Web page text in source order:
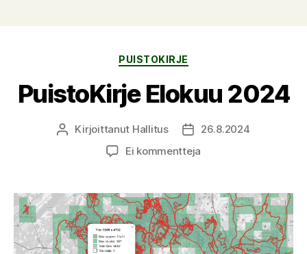
Kategoriat
PUISTOKIRJE
PuistoKirje Elokuu 2024
Kirjoittaja
Kirjoittanut Hallitus Julkaisupäivämäärä
26.8.2024
Ei kommentteja
2024